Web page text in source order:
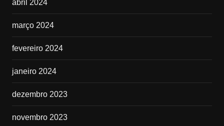
abril 2024
março 2024
fevereiro 2024
janeiro 2024
dezembro 2023
novembro 2023